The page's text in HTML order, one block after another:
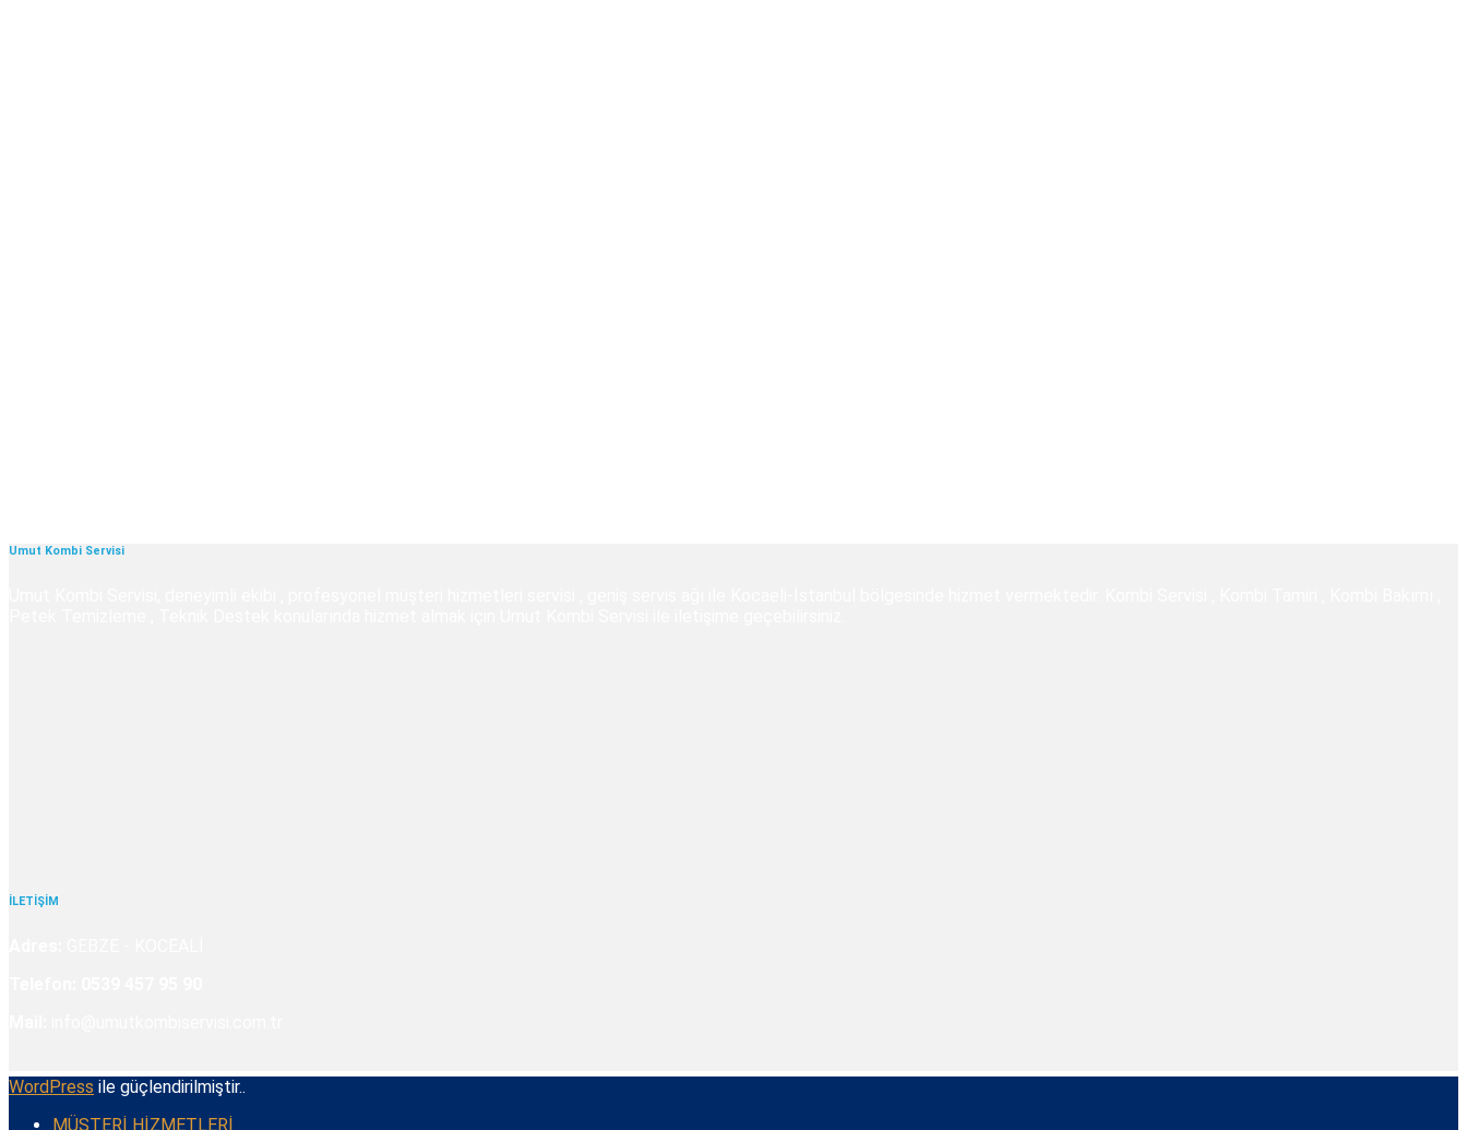
Umut Kombi Servisi
İLETİŞİM
WordPress ile güçlendirilmiştir..
MÜŞTERİ HİZMETLERİ